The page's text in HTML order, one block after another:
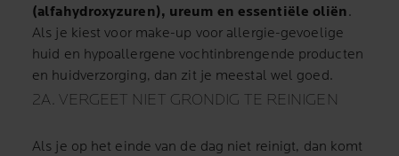
(alfahydroxyzuren), ureum en essentiële oliën.
Als je kiest voor make-up voor allergie-gevoelige
huid en hypoallergene vochtinbrengende producten
en huidverzorging, dan zit je meestal wel goed.
2A. VERGEET NIET GRONDIG TE REINIGEN
Als je op het einde van de dag niet reinigt, dan komt